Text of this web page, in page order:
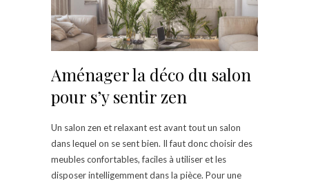
Aménager la déco du salon
pour s’y sentir zen
Un salon zen et relaxant est avant tout un salon
dans lequel on se sent bien. Il faut donc choisir des
meubles confortables, faciles à utiliser et les
disposer intelligemment dans la pièce. Pour une